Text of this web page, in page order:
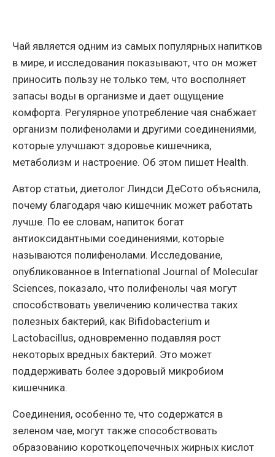
Чай является одним из самых популярных напитков
в мире, и исследования показывают, что он может
приносить пользу не только тем, что восполняет
запасы воды в организме и дает ощущение
комфорта. Регулярное употребление чая снабжает
организм полифенолами и другими соединениями,
которые улучшают здоровье кишечника,
метаболизм и настроение. Об этом пишет Health.
Автор статьи, диетолог Линдси ДеСото объяснила,
почему благодаря чаю кишечник может работать
лучше. По ее словам, напиток богат
антиоксидантными соединениями, которые
называются полифенолами. Исследование,
опубликованное в International Journal of Molecular
Sciences, показало, что полифенолы чая могут
способствовать увеличению количества таких
полезных бактерий, как Bifidobacterium и
Lactobacillus, одновременно подавляя рост
некоторых вредных бактерий. Это может
поддерживать более здоровый микробиом
кишечника.
Соединения, особенно те, что содержатся в
зеленом чае, могут также способствовать
образованию короткоцепочечных жирных кислот